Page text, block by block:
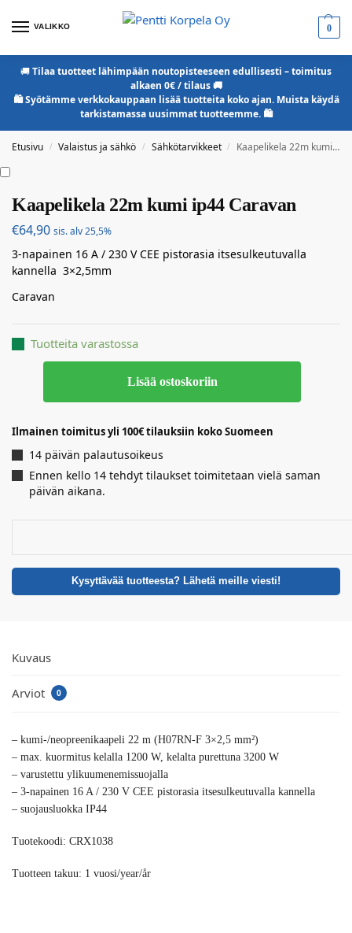
VALIKKO 0
🚚Tilaa tuotteet lähimpään noutopisteeseen edullisesti – toimitus
alkaen 0€ / tilaus 🚚
🛍️ Syötämme verkkokauppaan lisää tuotteita koko ajan. Muista käydä
tarkistamassa uusimmat tuotteemme. 🛍️
Etusivu / Valaistus ja sähkö / Sähkötarvikkeet / Kaapelikela 22m kumi ip44 Caravan
Kaapelikela 22m kumi ip44 Caravan
€64,90 sis. alv 25,5%
3-napainen 16 A / 230 V CEE pistorasia itsesulkeutuvalla
kannella 3×2,5mm
Caravan
Tuotteita varastossa
Lisää ostoskoriin
Ilmainen toimitus yli 100€ tilauksiin koko Suomeen
14 päivän palautusoikeus
Ennen kello 14 tehdyt tilaukset toimitetaan vielä saman
päivän aikana.
Kysyttävää tuotteesta? Lähetä meille viesti!
Kuvaus
Arviot 0
– kumi-/neopreenikaapeli 22 m (H07RN-F 3×2,5 mm²)
– max. kuormitus kelalla 1200 W, kelalta purettuna 3200 W
– varustettu ylikuumenemissuojalla
– 3-napainen 16 A / 230 V CEE pistorasia itsesulkeutuvalla kannella
– suojausluokka IP44
Tuotekoodi: CRX1038
Tuotteen takuu: 1 vuosi/year/år